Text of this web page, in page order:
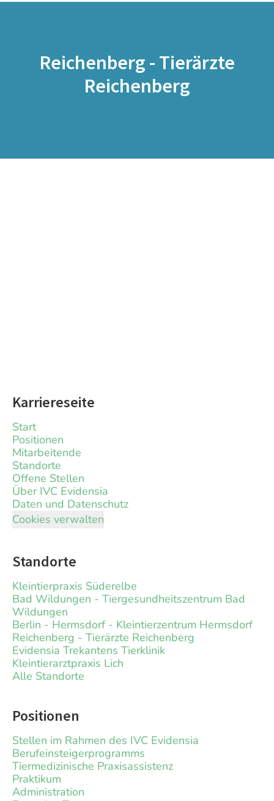
Reichenberg - Tierärzte
Reichenberg
Karriereseite
Start
Positionen
Mitarbeitende
Standorte
Offene Stellen
Über IVC Evidensia
Daten und Datenschutz
Cookies verwalten
Standorte
Kleintierpraxis Süderelbe
Bad Wildungen - Tiergesundheitszentrum Bad
Wildungen
Berlin - Hermsdorf - Kleintierzentrum Hermsdorf
Reichenberg - Tierärzte Reichenberg
Evidensia Trekantens Tierklinik
Kleintierarztpraxis Lich
Alle Standorte
Positionen
Stellen im Rahmen des IVC Evidensia
Berufeinsteigerprogramms
Tiermedizinische Praxisassistenz
Praktikum
Administration